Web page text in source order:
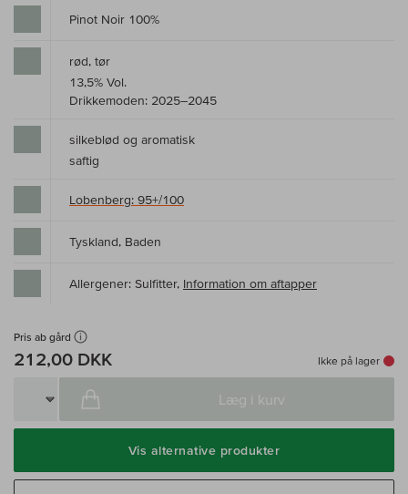
Pinot Noir 100%
rød, tør
13,5% Vol.
Drikkemoden: 2025–2045
silkeblød og aromatisk
saftig
Lobenberg: 95+/100
Tyskland, Baden
Allergener: Sulfitter, Information om aftapper
Pris ab gård
212,00 DKK Ikke på lager
Læg i kurv
Vis alternative produkter